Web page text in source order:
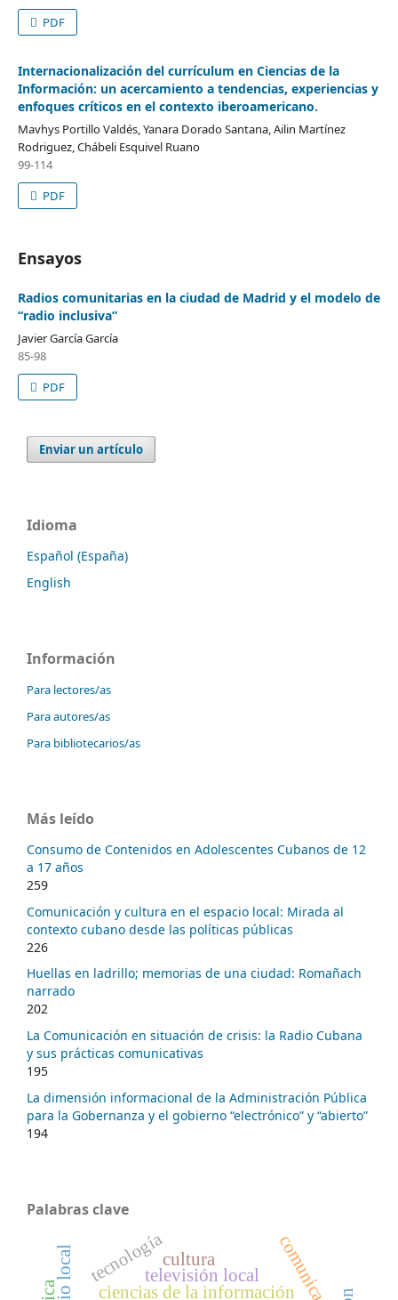
PDF
Internacionalización del currículum en Ciencias de la
Información: un acercamiento a tendencias, experiencias y
enfoques críticos en el contexto iberoamericano.
Mavhys Portillo Valdés, Yanara Dorado Santana, Ailin Martínez
Rodriguez, Chábeli Esquivel Ruano
99-114
PDF
Ensayos
Radios comunitarias en la ciudad de Madrid y el modelo de
“radio inclusiva”
Javier García García
85-98
PDF
Enviar un artículo
Idioma
Español (España)
English
Información
Para lectores/as
Para autores/as
Para bibliotecarios/as
Más leído
Consumo de Contenidos en Adolescentes Cubanos de 12
a 17 años
259
Comunicación y cultura en el espacio local: Mirada al
contexto cubano desde las políticas públicas
226
Huellas en ladrillo; memorias de una ciudad: Romañach
narrado
202
La Comunicación en situación de crisis: la Radio Cubana
y sus prácticas comunicativas
195
La dimensión informacional de la Administración Pública
para la Gobernanza y el gobierno “electrónico” y “abierto”
194
Palabras clave
ciencias de la informacióncomunicador
televisión local
cultura
tecnología